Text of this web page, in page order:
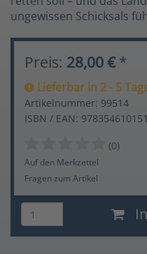
ungewissen Schicksals
Preis: 28,00 € *
Lieferbar in 2 - 5
Artikelnummer: 99514
ISBN / EAN:
(0)
Auf den Merkzettel
Fragen zum Artikel